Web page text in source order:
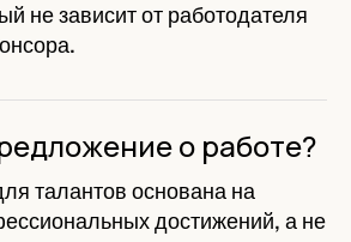
не зависит от работодателя
о работе?
талантов основана на
достижений, а не